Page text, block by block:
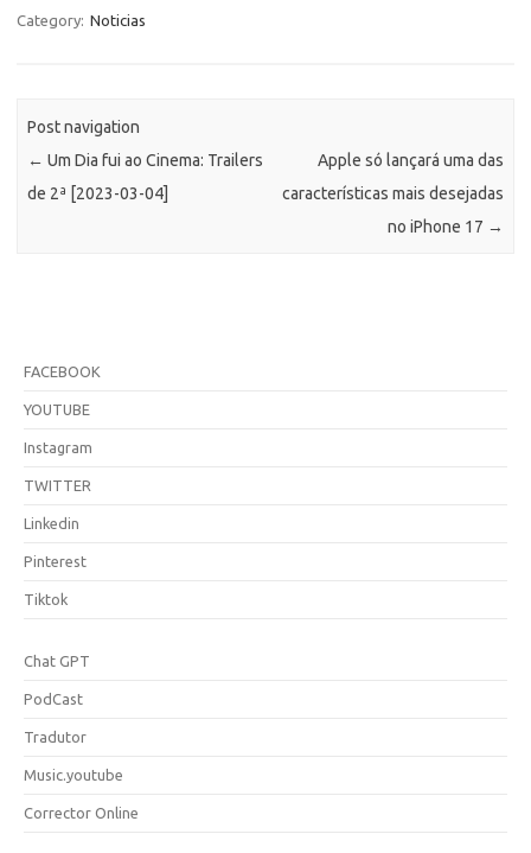
Category: Noticias
Post navigation
← Um Dia fui ao Cinema: Trailers
de 2ª [2023-03-04]
Apple só lançará uma das
características mais desejadas
no iPhone 17 →
FACEBOOK
YOUTUBE
Instagram
TWITTER
Linkedin
Pinterest
Tiktok
Chat GPT
PodCast
Tradutor
Music.youtube
Corrector Online